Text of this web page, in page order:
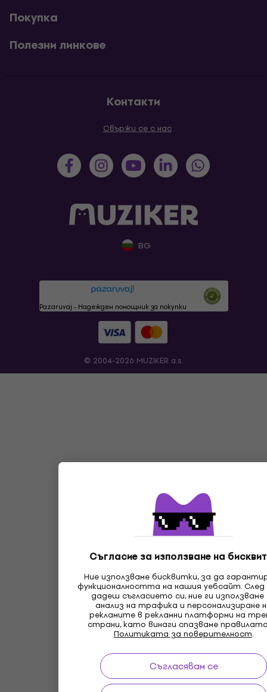
Съгласие за използване на
Ние използваме бисквитки, за да
функционалността на нашия уебсайт.
дадеш съгласието си, ние ги използваме
анализ на трафика и персонализиране
рекламите в рекламни платформи на
страни, като винаги спазваме
Политиката за поверителност.
Съгласявам се
Покупка
Полезни линкове
Контакти
Свържи се с нас
BG
Pazaruvaj - Надежден помощник за покупки
© 2004-2026 MUZIKER a.s.